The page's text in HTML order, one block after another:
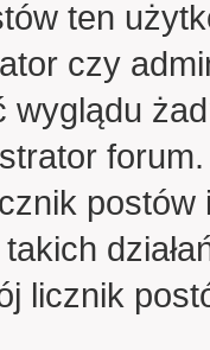
ten
czy
wyglądu
licznik